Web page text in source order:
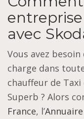
avec
Vous avez
charge dans
chauffeur de Taxi
Superb ? Alors
France, l’